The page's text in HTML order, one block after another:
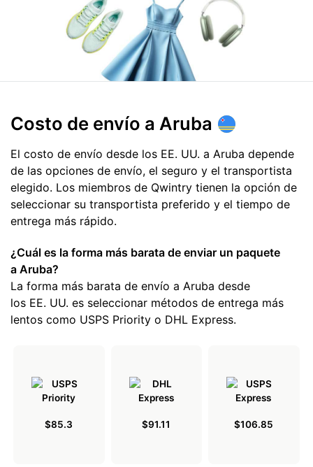
Costo de envío a Aruba
El costo de envío desde los EE. UU. a Aruba depende
de las opciones de envío, el seguro y el transportista
elegido. Los miembros de Qwintry tienen la opción de
seleccionar su transportista preferido y el tiempo de
entrega más rápido.
¿Cuál es la forma más barata de enviar un paquete
a Aruba?
La forma más barata de envío a Aruba desde
los EE. UU. es seleccionar métodos de entrega más
lentos como USPS Priority o DHL Express.
$85.3 $91.11 $106.85